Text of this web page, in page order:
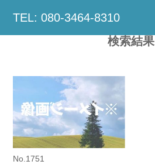
TEL: 080-3464-8310
検索結果
No.1751